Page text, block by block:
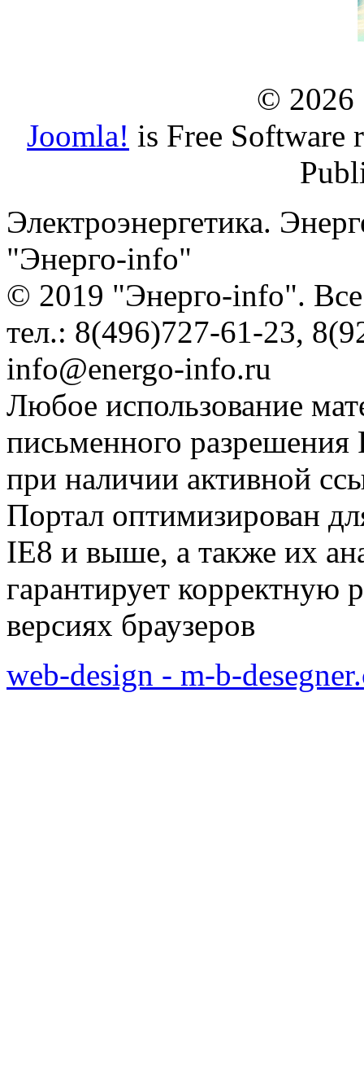
© 2026
Joomla! is Free Software
Электроэнергетика.
"Энерго-info"
© 2019 "Энерго-info".
тел.: 8(496)727-61-23,
info@energo-info.ru
Любое использование
письменного разрешения
при наличии активной
Портал оптимизирован
IE8 и выше, а также их
гарантирует корректную
версиях браузеров
web-design - m-b-